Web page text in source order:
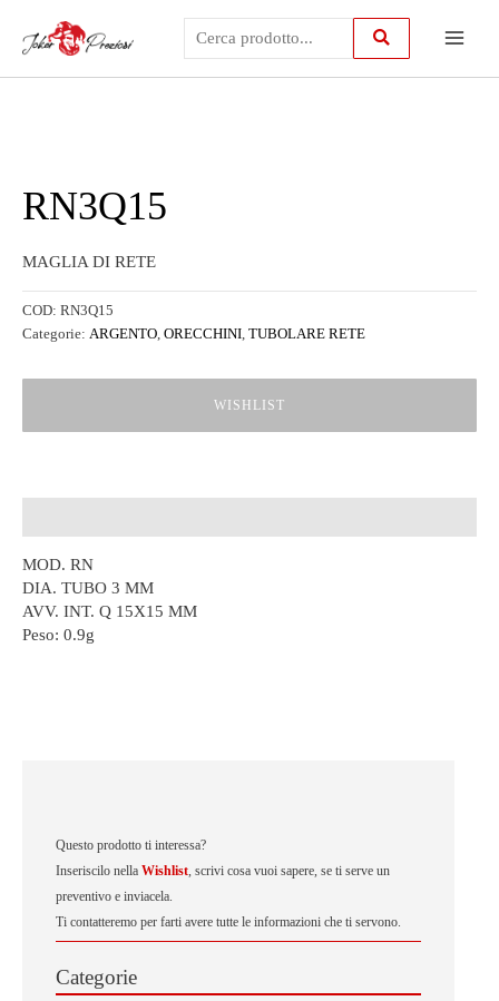
contenuto
Questo prodotto ti interessa?
Inseriscilo nella Wishlist, scrivi cosa vuoi sapere, se ti serve un
preventivo e inviacela.
Ti contatteremo per farti avere tutte le informazioni che ti servono.
Categorie
RN3Q15
MAGLIA DI RETE
COD: RN3Q15
Categorie: ARGENTO, ORECCHINI, TUBOLARE RETE
WISHLIST
MOD. RN
DIA. TUBO 3 MM
AVV. INT. Q 15X15 MM
Peso: 0.9g